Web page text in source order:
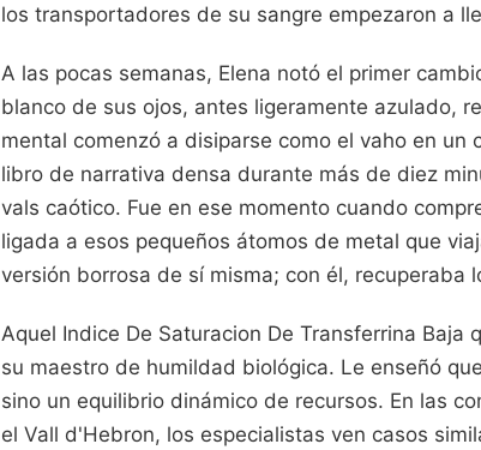
los transportadores de su sangre empezaron a
A las pocas semanas, Elena notó el primer
blanco de sus ojos, antes ligeramente azulado,
mental comenzó a disiparse como el vaho en un
libro de narrativa densa durante más de diez
vals caótico. Fue en ese momento cuando
ligada a esos pequeños átomos de metal que
versión borrosa de sí misma; con él, recuperaba
Aquel Indice De Saturacion De Transferrina
su maestro de humildad biológica. Le enseñó
sino un equilibrio dinámico de recursos. En las
el Vall d'Hebron, los especialistas ven casos